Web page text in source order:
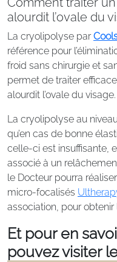
alourdit l’ovale du
La cryolipolyse par
référence pour
froid sans chirurgie et
permet de traiter
alourdit l’ovale du visage.
La cryolipolyse au
qu’en cas de bonne
celle-ci est insuffisante,
associé à un
le Docteur pourra
micro-focalisés
association, pour obtenir
Et pour en
pouvez visiter